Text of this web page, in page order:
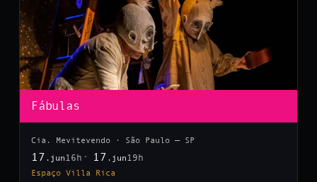
Fábulas
Cia. Mevitevendo · São Paulo — SP
17 .jun 16h 17 .jun 19h
Espaço Villa Rica